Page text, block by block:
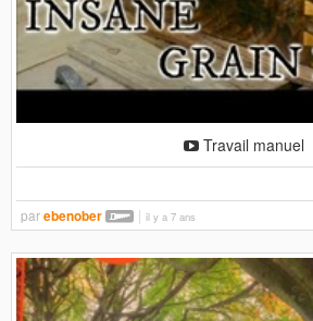
Travail manuel
parebenober il y a 7 ans